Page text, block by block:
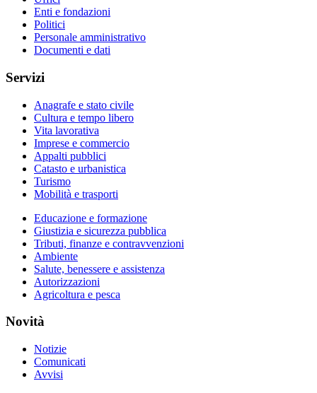
Enti e fondazioni
Politici
Personale amministrativo
Documenti e dati
Servizi
Anagrafe e stato civile
Cultura e tempo libero
Vita lavorativa
Imprese e commercio
Appalti pubblici
Catasto e urbanistica
Turismo
Mobilità e trasporti
Educazione e formazione
Giustizia e sicurezza pubblica
Tributi, finanze e contravvenzioni
Ambiente
Salute, benessere e assistenza
Autorizzazioni
Agricoltura e pesca
Novità
Notizie
Comunicati
Avvisi